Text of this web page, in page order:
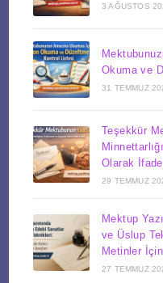
3 AĞUSTOS
Okuma ve
31 TEMMUZ
Teşekkür
Olarak
29 TEMMUZ
Mektup
ve Üslup
Metinler
27 TEMMUZ